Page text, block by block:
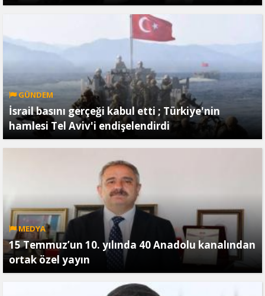
GÜNDEM
İsrail basını gerçeği kabul etti ; Türkiye'nin
hamlesi Tel Aviv'i endişelendirdi
MEDYA
15 Temmuz’un 10. yılında 40 Anadolu kanalından
ortak özel yayın